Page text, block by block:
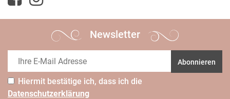
Newsletter
Abonnieren
Hiermit bestätige ich, dass ich die
Daten­schutz­erklärung